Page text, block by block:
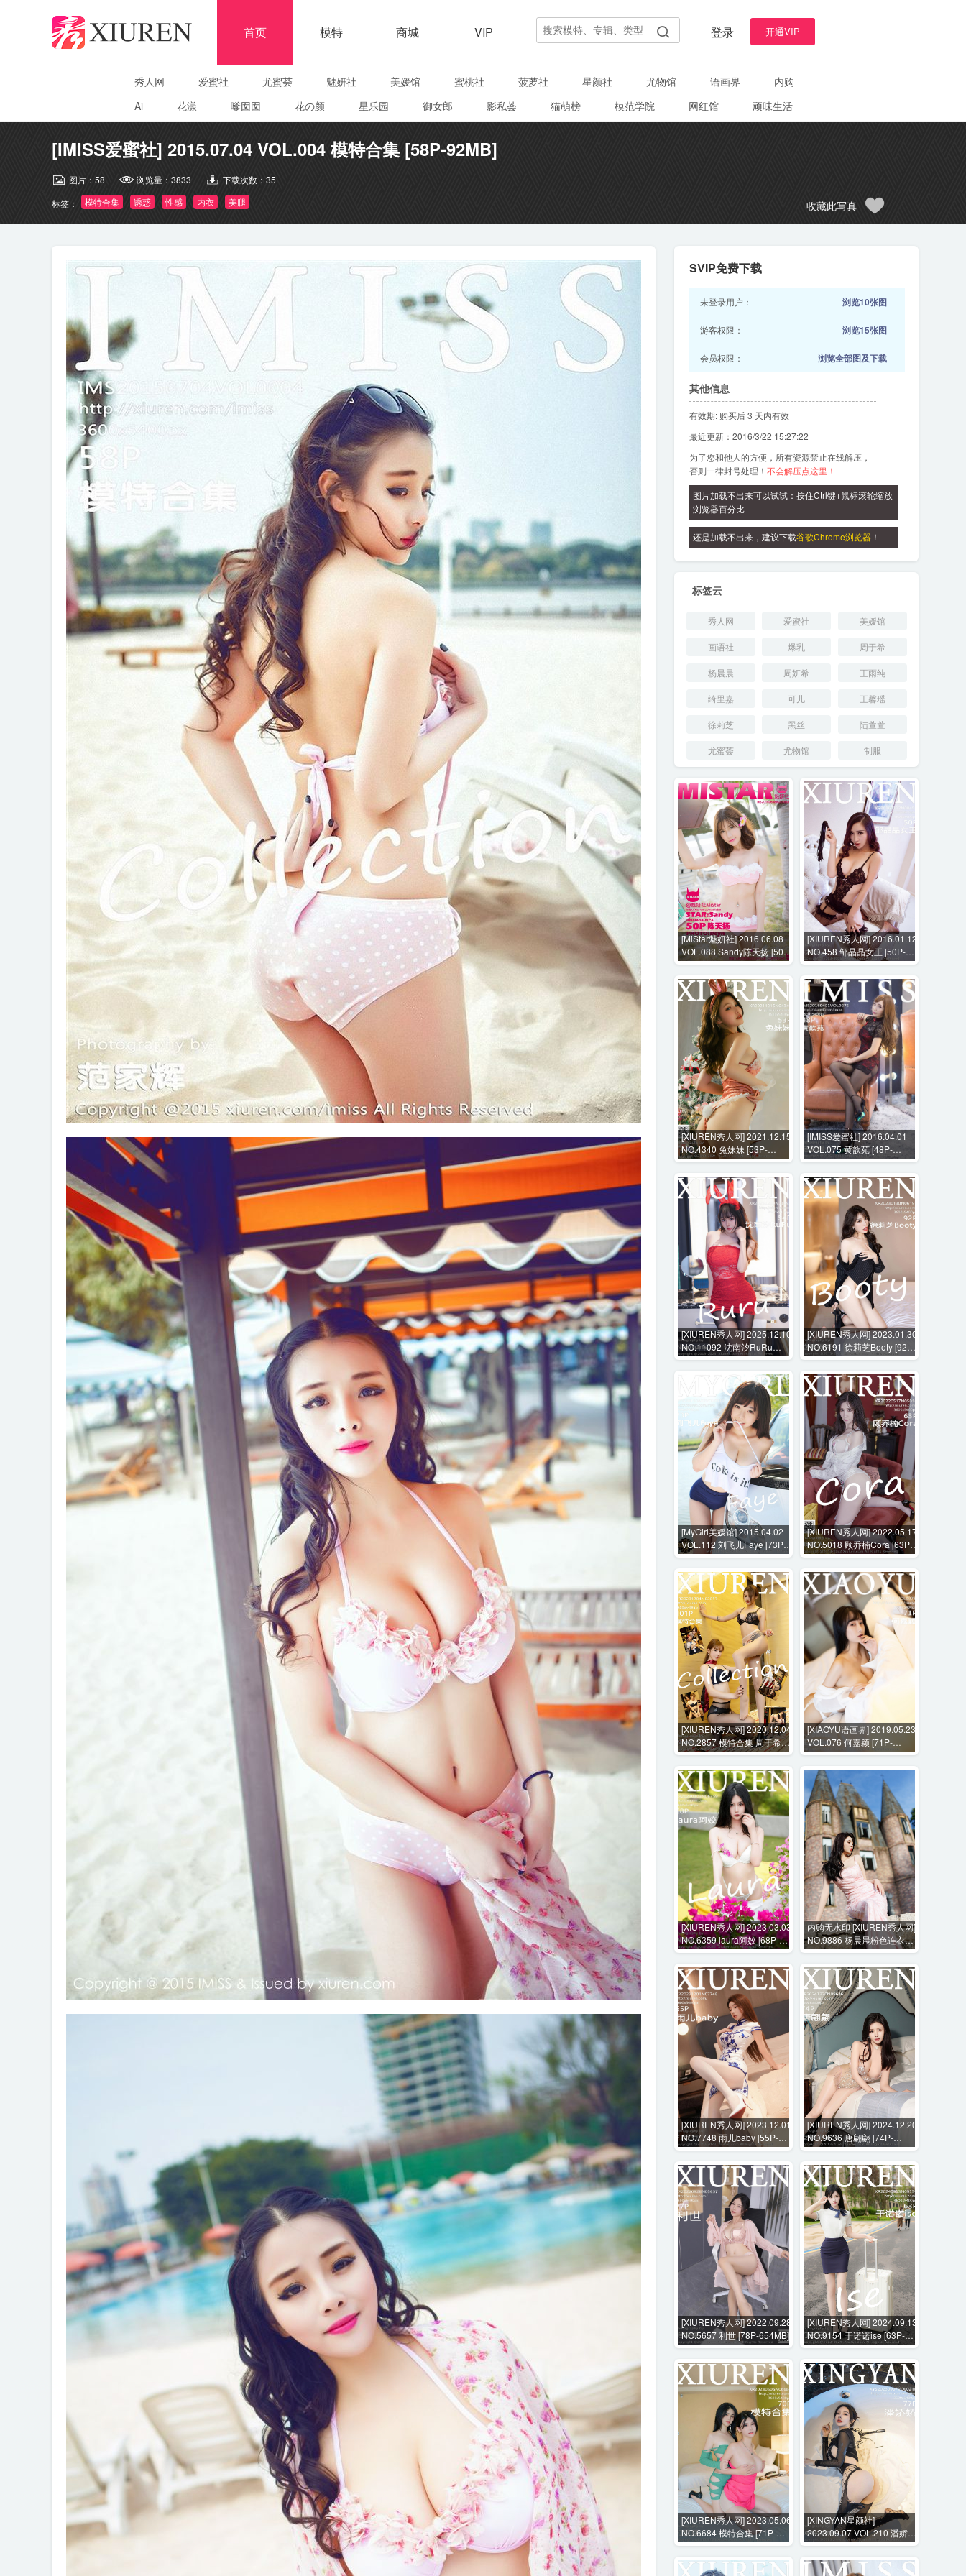
首页 模特 商城 VIP 登录 开通VIP
秀人网 爱蜜社 尤蜜荟 魅妍社 美媛馆 蜜桃社 菠萝社 星颜社 尤物馆 语画界
内购
Ai
花漾 嗲囡囡 花の颜 星乐园 御女郎 影私荟 猫萌榜 模范学院 网红馆 顽味生活
[IMISS爱蜜社] 2015.07.04 VOL.004 模特合集 [58P-92MB]
图片： 58 浏览量： 3833 下载次数： 35
标签：
模特合集 诱惑 性感 内衣 美腿 收藏此写真
SVIP免费下载
未登录用户： 浏览10张图
游客权限： 浏览15张图
会员权限： 浏览全部图及下载
其他信息
有效期: 购买后 3 天内有效
最近更新：2016/3/22 15:27:22
为了您和他人的方便，所有资源禁止在线解压，
否则一律封号处理！ 不会解压点这里！
图片加载不出来可以试试：按住Ctrl键+鼠标滚轮缩放
浏览器百分比
还是加载不出来，建议下载谷歌Chrome浏览器 ！
标签云
秀人网 爱蜜社 美媛馆
画语社 爆乳 周于希
杨晨晨 周妍希 王雨纯
绮里嘉 可儿 王馨瑶
徐莉芝 黑丝 陆萱萱
尤蜜荟 尤物馆 制服
[MiStar魅妍社] 2016.06.08
VOL.088 Sandy陈天扬 [50P-
71M]
[XIUREN秀人网] 2016.01.12
NO.458 邹晶晶女王 [50P-
127MB]
[XIUREN秀人网] 2021.12.15
NO.4340 兔妹妹 [53P-
556MB]
[IMISS爱蜜社] 2016.04.01
VOL.075 黄歆苑 [48P-
175MB]
[XIUREN秀人网] 2025.12.10
NO.11092 沈南汐RuRu
[54P-604MB]
[XIUREN秀人网] 2023.01.30
NO.6191 徐莉芝Booty [92P-
782MB]
[MyGirl美媛馆] 2015.04.02
VOL.112 刘飞儿Faye [73P-
305MB]
[XIUREN秀人网] 2022.05.17
NO.5018 顾乔楠Cora [63P-
577MB]
[XIUREN秀人网] 2020.12.04
NO.2857 模特合集 周于希
Sandy Emily顾奈奈 [101P-
1030MB]
[XIAOYU语画界] 2019.05.23
VOL.076 何嘉颖 [71P-
300MB]
[XIUREN秀人网] 2023.03.03
NO.6359 laura阿姣 [68P-
669MB]
内购无水印 [XIUREN秀人网]
NO.9886 杨晨晨粉色连衣裙
+花絮视频 [81P+1V-
1023MB]
[XIUREN秀人网] 2023.12.01
NO.7748 雨儿baby [55P-
528MB]
[XIUREN秀人网] 2024.12.20
NO.9636 唐翩翩 [74P-
738MB]
[XIUREN秀人网] 2022.09.28
NO.5657 利世 [78P-654MB]
[XIUREN秀人网] 2024.09.13
NO.9154 于诺诺ise [63P-
662MB]
[XIUREN秀人网] 2023.05.06
NO.6684 模特合集 [71P-
713MB]
[XINGYAN星颜社]
2023.09.07 VOL.210 潘娇娇
[77P-804MB]